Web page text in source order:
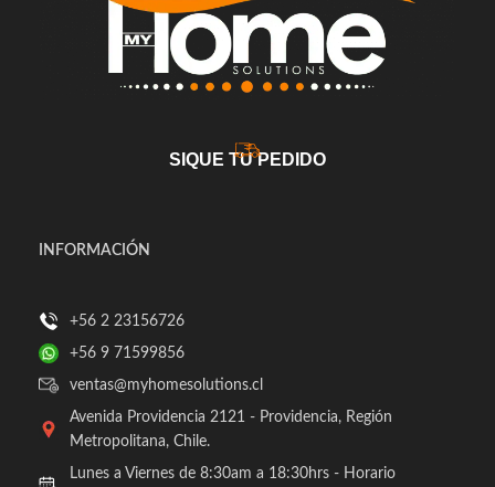
SIQUE TU PEDIDO
INFORMACIÓN
+56 2 23156726
+56 9 71599856
ventas@myhomesolutions.cl
Avenida Providencia 2121 - Providencia, Región
Metropolitana, Chile.
Lunes a Viernes de 8:30am a 18:30hrs - Horario